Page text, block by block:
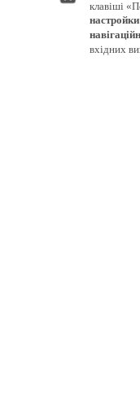
клавіші
настройки
вхідних